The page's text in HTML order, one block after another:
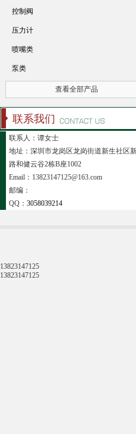
控制阀
压力计
喷嘴类
泵类
查看全部产品
联系我们
联系人：谭女士
地址：深圳市龙岗区龙岗街道新生社区
路和健云谷2栋B座1002
Email：13823147125@163.com
邮编：
QQ： 3058039214
13823147125
13823147125